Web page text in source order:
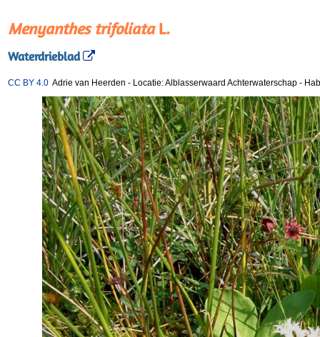
Menyanthes trifoliataL.
Waterdrieblad
CC BY 4.0 Adrie van Heerden - Locatie: Alblasserwaard Achterwaterschap -